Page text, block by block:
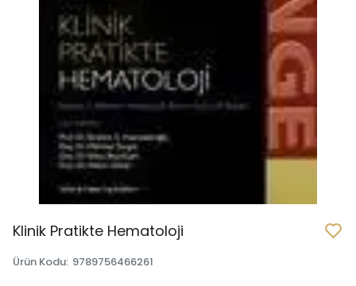
Klinik Pratikte Hematoloji
Ürün Kodu: 9789756466261